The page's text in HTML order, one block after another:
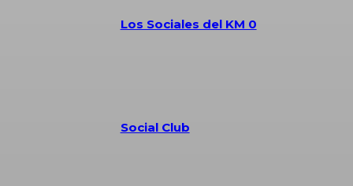
Los Sociales del KM 0
Social Club